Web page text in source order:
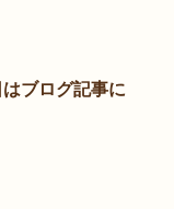
ブログ記事に